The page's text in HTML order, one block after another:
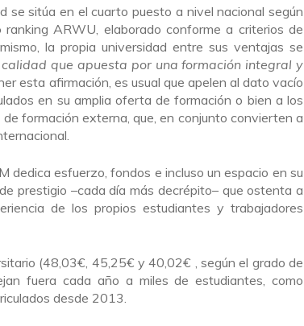
se sitúa en el cuarto puesto a nivel nacional según
ARWU, elaborado conforme a criterios de
la propia universidad entre sus ventajas se
que apuesta por una formación integral y
esta afirmación, es usual que apelen al dato vacío
en su amplia oferta de formación o bien a los
formación externa, que, en conjunto convierten a
dedica esfuerzo, fondos e incluso un espacio en su
prestigio –cada día más decrépito– que ostenta a
de los propios estudiantes y trabajadores
(48,03€, 45,25€ y 40,02€ , según el grado de
fuera cada año a miles de estudiantes, como
desde 2013.